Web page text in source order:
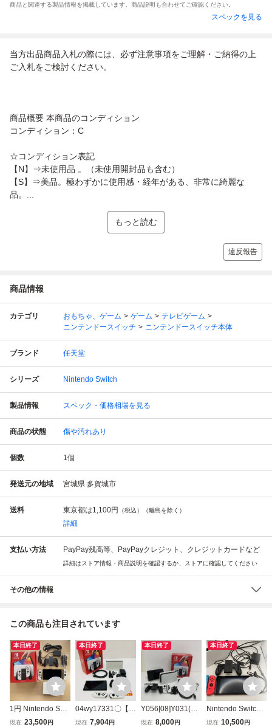
商品と関連する製品情報を掲載しています。商品説明も合わせてご確認ください。
スペックを見る
当方出品商品入札の際には、必ず注意事項をご理解・ご納得の上
ご入札をご検討ください。
商品概要 本商品のコンディション
コンディション：C
☆コンディション表記
【N】⇒未使用品 。（未使用開封品も含む）
【S】⇒美品。極わずかに使用感・経年がある、非常に綺麗な
品。...
もっと読む
違反報告
商品情報
カテゴリ おもちゃ、ゲーム ゲーム
テレビゲーム
ニンテンドースイッチ
ニンテンドースイッチ本体
ブランド 任天堂
シリーズ Nintendo Switch
製品情報 スペック・価格相場を見る
商品の状態 傷や汚れあり
個数 1個
発送元の地域 宮城県 多賀城市
送料 東京都は1,100円 （税込）（離島を除く）
詳細
支払い方法 PayPay残高等、PayPayクレジット、クレジットカードなど
詳細はストア情報・商品説明を確認するか、ストアに確認してください
その他の情報
この商品も注目されています
本日終了
1円 Nintendo Swit
ch 有機ELモデル
現在 23,500円
本日終了
04wy17331〇【1
円～】Nintendo S
現在 7,904円
本日終了
Y056[08]Y031(ゲ
ーム) 中古 Ninten
現在 8,000円
本日終了
Nintendo Switch
ニンテンドースイ
現在 10,500円